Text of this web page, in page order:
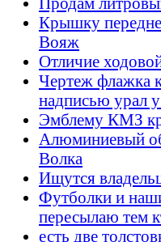
Крышку
Вояж
Отличие
Чертеж флажка
надписью урал у
Эмблему КМЗ
Алюминиевый
Волка
Ищутся
Футболки и
пересылаю тем
есть две